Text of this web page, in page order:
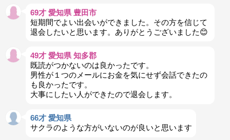
69才 愛知県 豊田市
短期間でよい出会いができました。その方を信じて
退会したいと思います。ありがとうございました😊
49才 愛知県 知多郡
既読がつかないのは良かったです。
男性が１つのメールにお金を気にせず会話できたの
も良かったです。
大事にしたい人ができたので退会します。
66才 愛知県
サクラのような方がいないのが良いと思います